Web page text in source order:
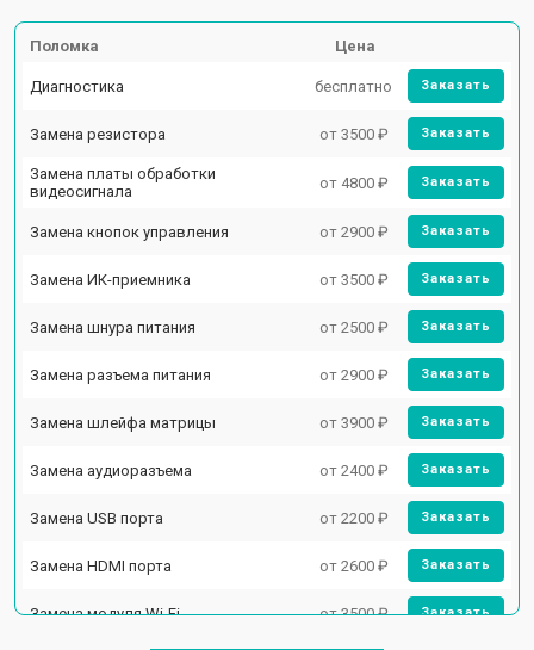
Поломка Цена
Диагностика бесплатно Заказать
Замена резистора от 3500 ₽ Заказать
Замена платы обработки
видеосигнала
от 4800 ₽ Заказать
Замена кнопок управления от 2900 ₽ Заказать
Замена ИК-приемника от 3500 ₽ Заказать
Замена шнура питания от 2500 ₽ Заказать
Замена разъема питания от 2900 ₽ Заказать
Замена шлейфа матрицы от 3900 ₽ Заказать
Замена аудиоразъема от 2400 ₽ Заказать
Замена USB порта от 2200 ₽ Заказать
Замена HDMI порта от 2600 ₽ Заказать
Замена модуля Wi-Fi от 3500 ₽ Заказать